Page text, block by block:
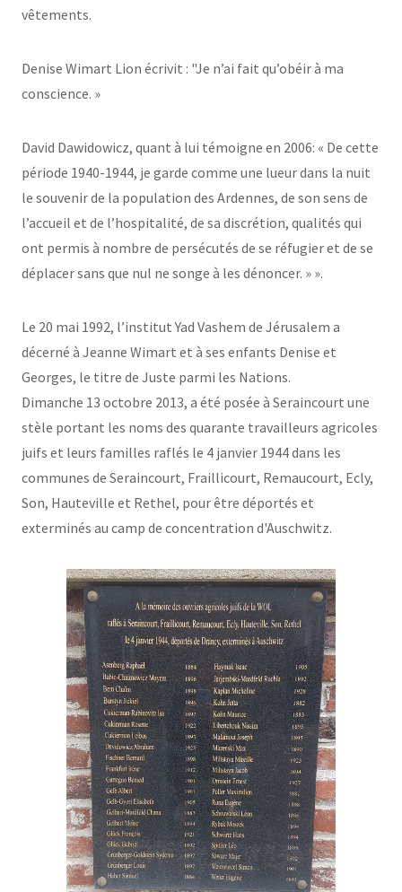
vêtements.
Denise Wimart Lion écrivit : "Je n’ai fait qu’obéir à ma
conscience. »
David Dawidowicz, quant à lui témoigne en 2006: « De cette
période 1940-1944, je garde comme une lueur dans la nuit
le souvenir de la population des Ardennes, de son sens de
l’accueil et de l’hospitalité, de sa discrétion, qualités qui
ont permis à nombre de persécutés de se réfugier et de se
déplacer sans que nul ne songe à les dénoncer. » ».
Le 20 mai 1992, l’institut Yad Vashem de Jérusalem a
décerné à Jeanne Wimart et à ses enfants Denise et
Georges, le titre de Juste parmi les Nations.
Dimanche 13 octobre 2013, a été posée à Seraincourt une
stèle portant les noms des quarante travailleurs agricoles
juifs et leurs familles raflés le 4 janvier 1944 dans les
communes de Seraincourt, Fraillicourt, Remaucourt, Ecly,
Son, Hauteville et Rethel, pour être déportés et
exterminés au camp de concentration d'Auschwitz.